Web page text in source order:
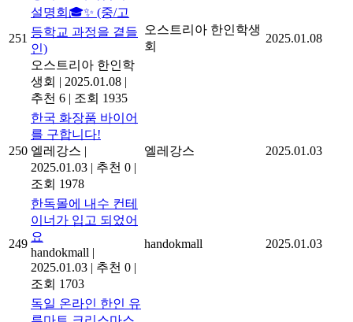
251
설명회🎓✨ (중/고
등학교 과정을 곁들
인)
오스트리아 한인학
생회 | 2025.01.08 |
추천 6 | 조회 1935
오스트리아 한인학생
회
2025.01.08
250
한국 화장품 바이어
를 구합니다!
엘레강스 |
2025.01.03 | 추천 0 |
조회 1978
엘레강스 2025.01.03
249
한독몰에 내수 컨테
이너가 입고 되었어
요
handokmall |
2025.01.03 | 추천 0 |
조회 1703
handokmall 2025.01.03
독일 온라인 한인 유